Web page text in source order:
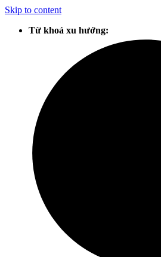
Skip to content
Từ khoá xu hướng: